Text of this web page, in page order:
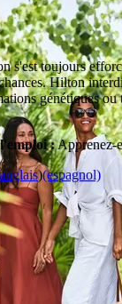
s'est toujours
Hilton
génétiques
:Apprenez-
)(espagnol)